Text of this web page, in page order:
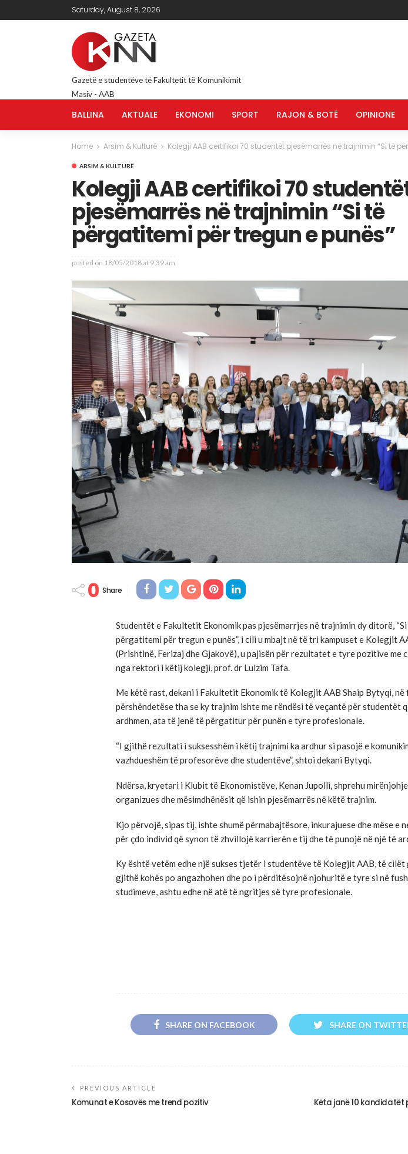
Saturday, August 8, 2026
Gazetë e studentëve të Fakultetit të Komunikimit
Masiv - AAB
BALLINA AKTUALE EKONOMI SPORT RAJON & BOTË OPINIONE
Home Arsim & Kulturë Kolegji AAB certifikoi 70 studentët pjesëmarrës në trajnimin “Si të
ARSIM & KULTURË
Kolegji AAB certifikoi 70
pjesëmarrës në trajnimin “Si të
përgatitemi për tregun e punës”
posted on 18/05/2018 at 9:39 am
0 Share
Studentët e Fakultetit Ekonomik pas pjesëmarrjes në trajnimin dy ditorë,
përgatitemi për tregun e punës”, i cili u mbajt në të tri kampuset e Kolegjit
(Prishtinë, Ferizaj dhe Gjakovë), u pajisën për rezultatet e tyre pozitive me
nga rektori i këtij kolegji, prof. dr Lulzim Tafa.
Me këtë rast, dekani i Fakultetit Ekonomik të Kolegjit AAB Shaip Bytyqi, në
përshëndetëse tha se ky trajnim ishte me rëndësi të veçantë për studentët
ardhmen, ata të jenë të përgatitur për punën e tyre profesionale.
“I gjithë rezultati i suksesshëm i këtij trajnimi ka ardhur si pasojë e
vazhdueshëm të profesorëve dhe studentëve”, shtoi dekani Bytyqi.
Ndërsa, kryetari i Klubit të Ekonomistëve, Kenan Jupolli, shprehu
organizues dhe mësimdhënësit që ishin pjesëmarrës në këtë trajnim.
Kjo përvojë, sipas tij, ishte shumë përmabajtësore, inkurajuese dhe mëse e
për çdo individ që synon të zhvillojë karrierën e tij dhe të punojë në një të
Ky është vetëm edhe një sukses tjetër i studentëve të Kolegjit AAB, të cilët
gjithë kohës po angazhohen dhe po i përditësojnë njohuritë e tyre si në
studimeve, ashtu edhe në atë të ngritjes së tyre profesionale.
SHARE ON FACEBOOK SHARE ON
PREVIOUS ARTICLE
Komunat e Kosovës me trend pozitiv
Këta janë 10 kandidatët